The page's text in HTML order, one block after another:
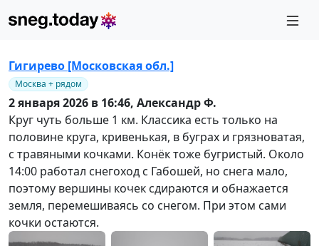
Гигирево [Московская обл.]
Москва + рядом
2 января 2026 в 16:46, Александр Ф.
Круг чуть больше 1 км. Классика есть только на
половине круга, кривенькая, в буграх и грязноватая,
с травяными кочками. Конёк тоже бугристый. Около
14:00 работал снегоход с Габошей, но снега мало,
поэтому вершины кочек сдираются и обнажается
земля, перемешиваясь со снегом. При этом сами
кочки остаются.